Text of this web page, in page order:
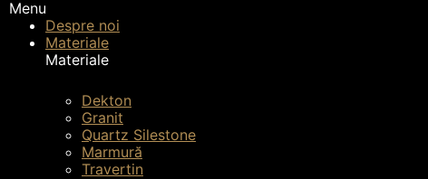
Menu
Despre noi
Materiale
Materiale
Dekton
Granit
Quartz Silestone
Marmură
Travertin
Pagina principală